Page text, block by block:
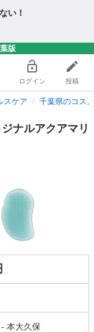
い！
版
ログイン 投稿
スケア 千葉県のコス
ナルアクアマリ
- 本大久保